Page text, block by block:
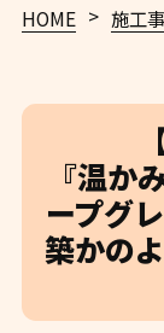
HOME > 施工
『温か
ープグ
築かの